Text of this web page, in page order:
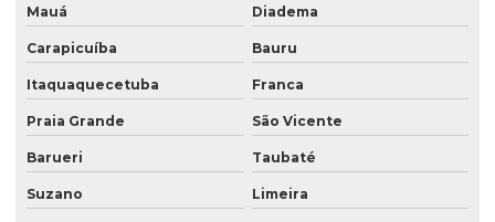
Rotulo bopp
Rotulo manga
Saco para argamassa
Saco com degasagem
Mauá Diadema
Carapicuíba Bauru
Itaquaquecetuba Franca
Praia Grande São Vicente
Barueri Taubaté
Suzano Limeira